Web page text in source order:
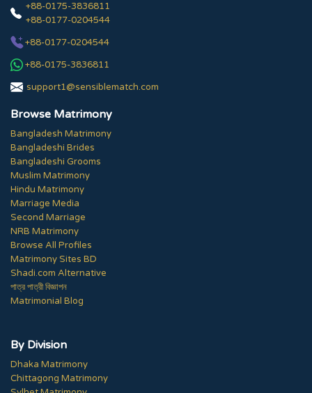
+88-0175-3836811
+88-0177-0204544
+88-0177-0204544
+88-0175-3836811
support1@sensiblematch.com
Browse Matrimony
Bangladesh Matrimony
Bangladeshi Brides
Bangladeshi Grooms
Muslim Matrimony
Hindu Matrimony
Marriage Media
Second Marriage
NRB Matrimony
Browse All Profiles
Matrimony Sites BD
Shadi.com Alternative
পাত্র পাত্রী বিজ্ঞাপন
Matrimonial Blog
By Division
Dhaka Matrimony
Chittagong Matrimony